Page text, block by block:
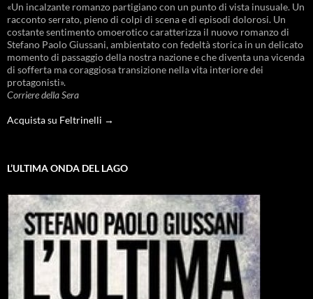
«Un incalzante romanzo partigiano con un punto di vista inusuale. Un
racconto serrato, pieno di colpi di scena e di episodi dolorosi. Un
costante sentimento omoerotico caratterizza il nuovo romanzo di
Stefano Paolo Giussani, ambientato con fedeltà storica in un delicato
momento di passaggio della nostra nazione e che diventa una vicenda
di sofferta ma coraggiosa transizione nella vita interiore dei
protagonisti».
Corriere della Sera
Acquista su Feltrinelli →
L’ULTIMA ONDA DEL LAGO